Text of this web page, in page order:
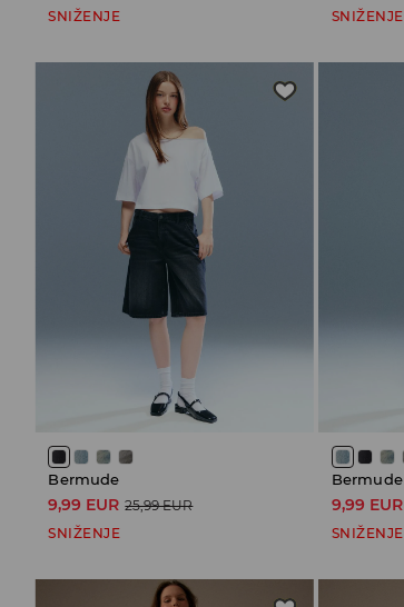
SNIŽENJE
SNIŽENJE
Bermude
9,99 EUR 25,99 EUR
SNIŽENJE
Bermude
9,99 EUR
SNIŽENJE